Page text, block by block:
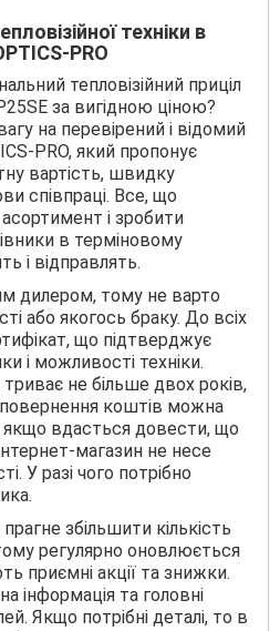
техніки в
PRO
тепловізійний приціл
за вигідною ціною?
на перевірений і відомий
PRO, який пропонує
вартість, швидку
співпраці. Все, що
і зробити
в терміновому
і відправлять.
дилером, тому не варто
або якогось браку. До всіх
що підтверджує
і можливості техніки.
не більше двох років,
повернення коштів можна
якщо вдасться довести, що
магазин не несе
У разі чого потрібно
збільшити кількість
регулярно оновлюється
приємні акції та знижки.
інформація та головні
Якщо потрібні деталі, то в